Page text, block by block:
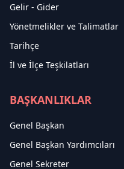
Gelir - Gider
Yönetmelikler ve Talimatlar
Tarihçe
İl ve İlçe Teşkilatları
BAŞKANLIKLAR
Genel Başkan
Genel Başkan Yardımcıları
Genel Sekreter